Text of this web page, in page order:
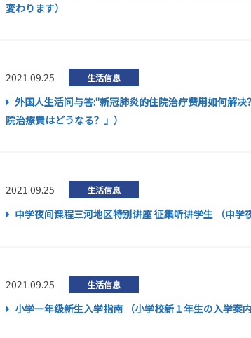
変わります）
2021.09.25 生活信息
外国人生活问与答:"新冠肺炎的住院治疗费用如何解
院治療費はどうなる？」）
2021.09.25 生活信息
中学夜间课程三河地区特别讲座 征集听讲学生 （中
2021.09.25 生活信息
小学一年级新生入学指南 （小学校新１年生の入学案内